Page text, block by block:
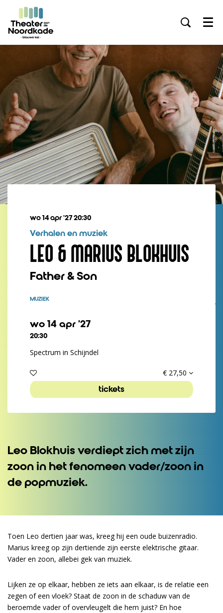
Menu
LEO & MARIUS BLOKHUIS
Father & Son
Verhalen en muziek
wo 14 apr ’2720:30
MUZIEK
wo 14 apr ’27
20:30
Spectrum in Schijndel
€ 27,50
tickets
Leo Blokhuis verdiept zich met zijn
zoon in het fenomeen vader/zoon in
de popmuziek.
Toen Leo dertien jaar was, kreeg hij een oude buizenradio.
Marius kreeg op zijn dertiende zijn eerste elektrische gitaar.
Vader en zoon, allebei gek van muziek.
Lijken ze op elkaar, hebben ze iets aan elkaar, is de relatie een
zegen of een vloek? Staat de zoon in de schaduw van de
beroemde vader of overvleugelt die hem juist? En hoe